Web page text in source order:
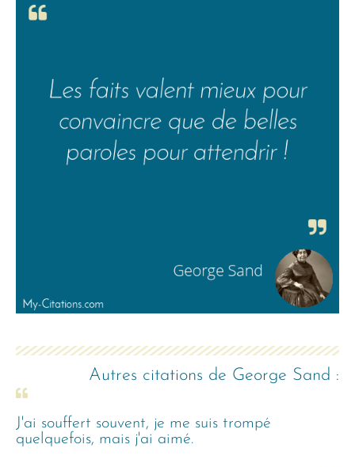
Autres citations de George Sand :
J'ai souffert souvent, je me suis trompé
quelquefois, mais j'ai aimé.